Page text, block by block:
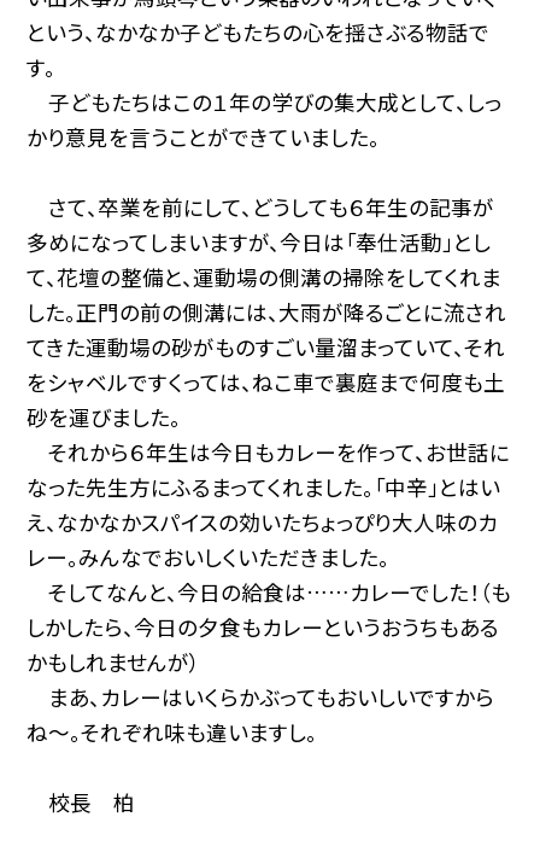
という、なかなか子どもたちの心を揺さぶる物話で
す。
子どもたちはこの１年の学びの集大成として、しっ
かり意見を言うことができていました。
さて、卒業を前にして、どうしても６年生の記事が
多めになってしまいますが、今日は「奉仕活動」とし
て、花壇の整備と、運動場の側溝の掃除をしてくれま
した。正門の前の側溝には、大雨が降るごとに流され
てきた運動場の砂がものすごい量溜まっていて、それ
をシャベルですくっては、ねこ車で裏庭まで何度も土
砂を運びました。
それから６年生は今日もカレーを作って、お世話に
なった先生方にふるまってくれました。「中辛」とはい
え、なかなかスパイスの効いたちょっぴり大人味のカ
レー。みんなでおいしくいただきました。
そしてなんと、今日の給食は……カレーでした！（も
しかしたら、今日の夕食もカレーというおうちもある
かもしれませんが）
まあ、カレーはいくらかぶってもおいしいですから
ね～。それぞれ味も違いますし。
校長 柏